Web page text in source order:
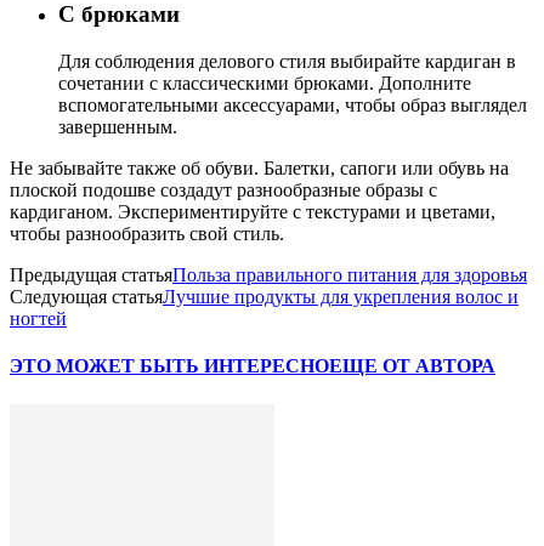
С брюками
Для соблюдения делового стиля выбирайте кардиган в
сочетании с классическими брюками. Дополните
вспомогательными аксессуарами, чтобы образ выглядел
завершенным.
Не забывайте также об обуви. Балетки, сапоги или обувь на
плоской подошве создадут разнообразные образы с
кардиганом. Экспериментируйте с текстурами и цветами,
чтобы разнообразить свой стиль.
Предыдущая статьяПольза правильного питания для здоровья
Следующая статьяЛучшие продукты для укрепления волос и
ногтей
ЭТО МОЖЕТ БЫТЬ ИНТЕРЕСНОЕЩЕ ОТ АВТОРА